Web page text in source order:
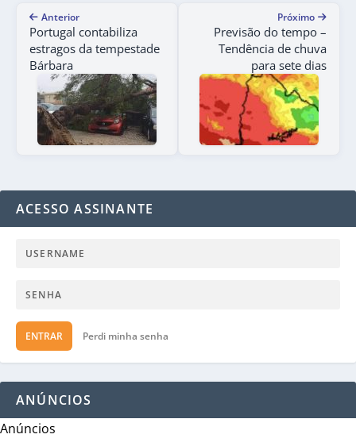
Anterior
Portugal contabiliza
estragos da tempestade
Bárbara
Próximo
Previsão do tempo –
Tendência de chuva
para sete dias
ACESSO ASSINANTE
ENTRAR Perdi minha senha
ANÚNCIOS
Anúncios